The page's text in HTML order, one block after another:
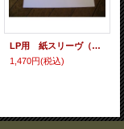
LP用 紙スリーヴ（レギュラー 四角の角） 10枚セット
1,470円(税込)